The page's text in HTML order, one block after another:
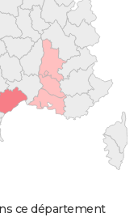
ce département